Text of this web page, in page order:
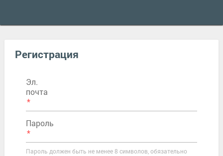
Регистрация
Эл.
почта
Пароль
Пароль должен быть не менее 8 символов, обязательно